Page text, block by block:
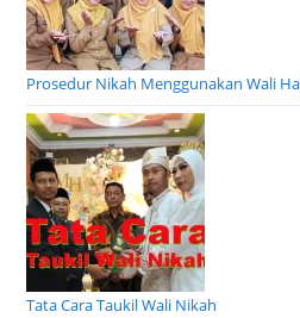
Prosedur Nikah Menggunakan Wali
Tata Cara Taukil Wali Nikah